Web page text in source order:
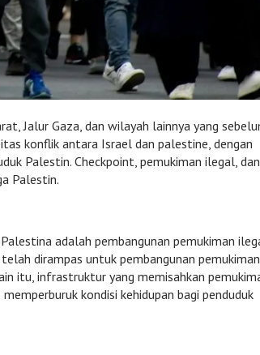
Jalur Gaza, dan wilayah lainnya yang
konflik antara Israel dan palestine, dengan
Palestin. Checkpoint, pemukiman ilegal, dan
Palestin.
adalah pembangunan pemukiman
dirampas untuk pembangunan
itu, infrastruktur yang memisahkan
kondisi kehidupan bagi penduduk